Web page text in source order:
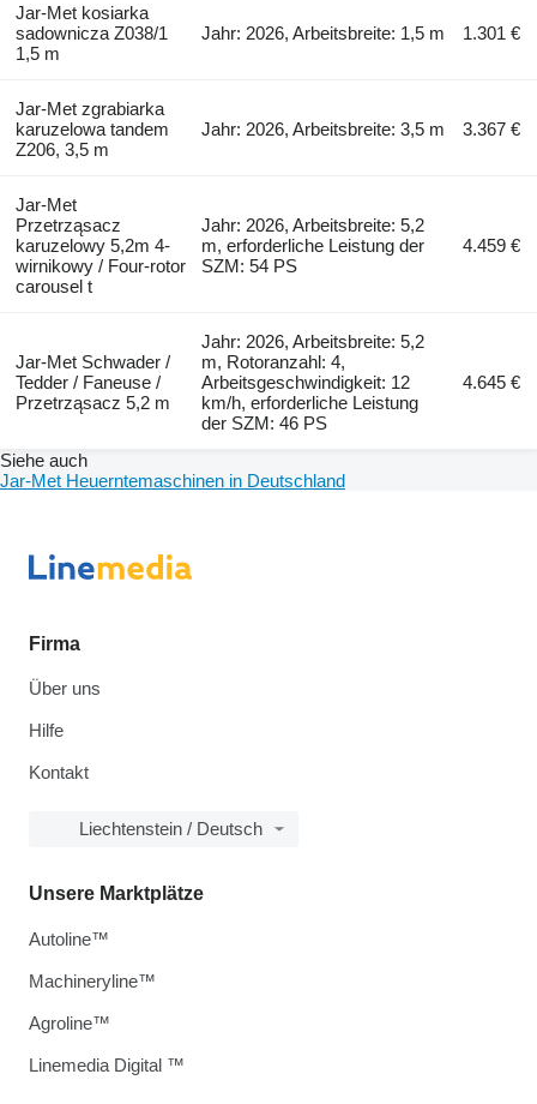
Jar-Met kosiarka
sadownicza Z038/1
1,5 m
Jahr: 2026, Arbeitsbreite: 1,5 m 1.301 €
Jar-Met zgrabiarka
karuzelowa tandem
Z206, 3,5 m
Jahr: 2026, Arbeitsbreite: 3,5 m 3.367 €
Jar-Met
Przetrząsacz
karuzelowy 5,2m 4-
wirnikowy / Four-rotor
carousel t
Jahr: 2026, Arbeitsbreite: 5,2
m, erforderliche Leistung der
SZM: 54 PS
4.459 €
Jar-Met Schwader /
Tedder / Faneuse /
Przetrząsacz 5,2 m
Jahr: 2026, Arbeitsbreite: 5,2
m, Rotoranzahl: 4,
Arbeitsgeschwindigkeit: 12
km/h, erforderliche Leistung
der SZM: 46 PS
4.645 €
Siehe auch
Jar-Met Heuerntemaschinen in Deutschland
Firma
Über uns
Hilfe
Kontakt
Liechtenstein / Deutsch
Unsere Marktplätze
Autoline™
Machineryline™
Agroline™
Linemedia Digital ™